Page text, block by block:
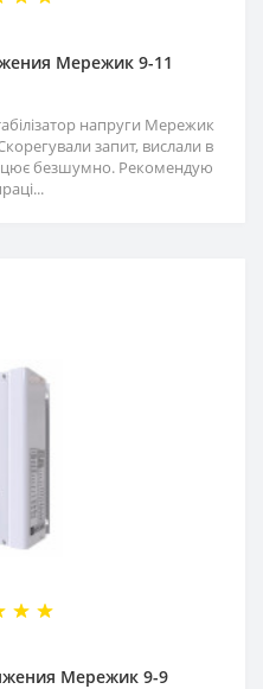
Мережик 9-11
напруги Мережик
запит, вислали в
безшумно. Рекомендую
Мережик 9-9